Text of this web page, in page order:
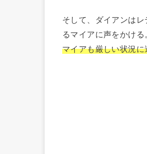
そして、ダイアンは
るマイアに声をかける
マイアも厳しい状況